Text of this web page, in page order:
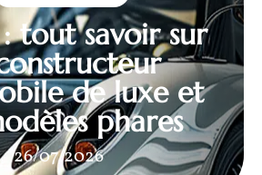
tout savoir sur
de luxe et
phares
26/07/2026